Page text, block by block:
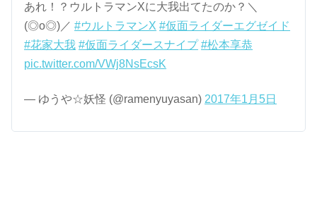
あれ！？ウルトラマンXに大我出てたのか？＼
(◎o◎)／#ウルトラマンX #仮面ライダーエグゼイド
#花家大我 #仮面ライダースナイプ #松本享恭
pic.twitter.com/VWj8NsEcsK
— ゆうや☆妖怪 (@ramenyuyasan) 2017年1月5日